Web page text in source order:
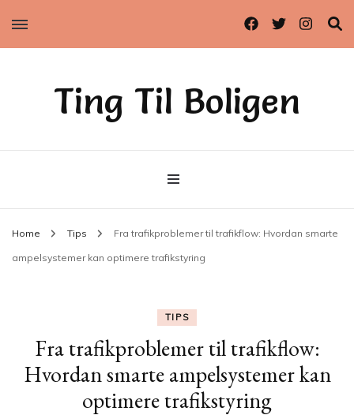
Ting Til Boligen
Home Tips Fra trafikproblemer til trafikflow: Hvordan smarte
ampelsystemer kan optimere trafikstyring
TIPS
Fra trafikproblemer til trafikflow:
Hvordan smarte ampelsystemer kan
optimere trafikstyring